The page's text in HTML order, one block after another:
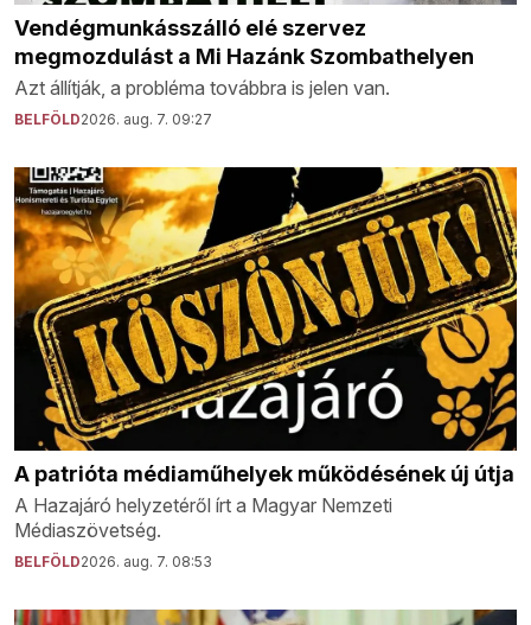
Vendégmunkásszálló elé szervez
megmozdulást a Mi Hazánk Szombathelyen
Azt állítják, a probléma továbbra is jelen van.
BELFÖLD2026. aug. 7. 09:27
A patrióta médiaműhelyek működésének új útja
A Hazajáró helyzetéről írt a Magyar Nemzeti
Médiaszövetség.
BELFÖLD2026. aug. 7. 08:53